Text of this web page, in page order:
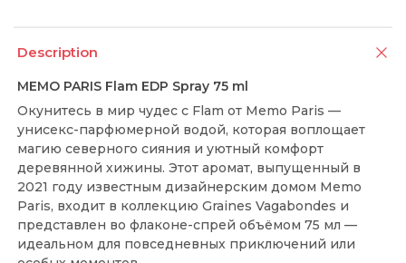
Description
MEMO PARIS Flam EDP Spray 75 ml
Окунитесь в мир чудес с Flam от Memo Paris —
унисекс-парфюмерной водой, которая воплощает
магию северного сияния и уютный комфорт
деревянной хижины. Этот аромат, выпущенный в
2021 году известным дизайнерским домом Memo
Paris, входит в коллекцию Graines Vagabondes и
представлен во флаконе-спрей объёмом 75 мл —
идеальном для повседневных приключений или